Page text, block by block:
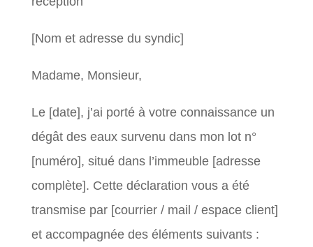
[Nom et adresse du syndic]
Madame, Monsieur,
Le [date], j’ai porté à votre connaissance un
dégât des eaux survenu dans mon lot n°
[numéro], situé dans l’immeuble [adresse
complète]. Cette déclaration vous a été
transmise par [courrier / mail / espace client]
et accompagnée des éléments suivants :